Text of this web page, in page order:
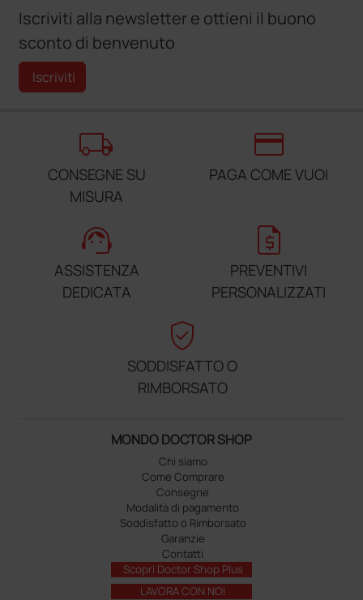
Iscriviti alla newsletter e ottieni il buono
sconto di benvenuto
Iscriviti
local_shipping
CONSEGNE SU
MISURA
credit_card
PAGA COME VUOI
support_agent
ASSISTENZA
DEDICATA
request_quote
PREVENTIVI
PERSONALIZZATI
verified_user
SODDISFATTO O
RIMBORSATO
MONDO DOCTOR SHOP
Chi siamo
Come Comprare
Consegne
Modalità di pagamento
Soddisfatto o Rimborsato
Garanzie
Contatti
Scopri Doctor Shop Plus
LAVORA CON NOI